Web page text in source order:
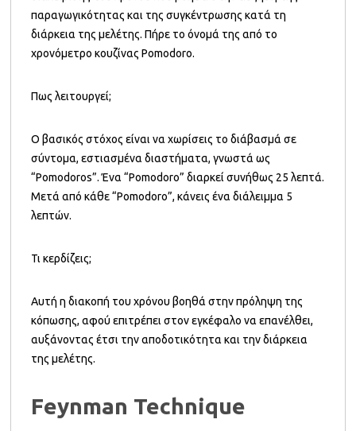
παραγωγικότητας και της συγκέντρωσης κατά τη
διάρκεια της μελέτης. Πήρε το όνομά της από το
χρονόμετρο κουζίνας Pomodoro.
Πως λειτουργεί;
Ο βασικός στόχος είναι να χωρίσεις το διάβασμά σε
σύντομα, εστιασμένα διαστήματα, γνωστά ως
“Pomodoros”. Ένα “Pomodoro” διαρκεί συνήθως 25 λεπτά.
Μετά από κάθε “Pomodoro”, κάνεις ένα διάλειμμα 5
λεπτών.
Τι κερδίζεις;
Αυτή η διακοπή του χρόνου βοηθά στην πρόληψη της
κόπωσης, αφού επιτρέπει στον εγκέφαλο να επανέλθει,
αυξάνοντας έτσι την αποδοτικότητα και την διάρκεια
της μελέτης.
Feynman Technique